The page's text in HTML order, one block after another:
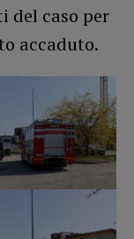
del caso per
accaduto.